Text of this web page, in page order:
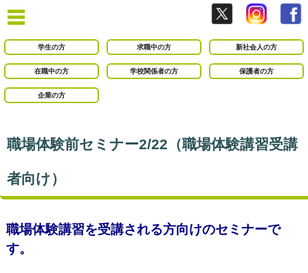
学生の方 求職中の方 新社会人の方
在職中の方 学校関係者の方 保護者の方
企業の方
職場体験前セミナー2/22（職場体験講習受講
者向け）
職場体験講習を受講される方向けのセミナーで
す。